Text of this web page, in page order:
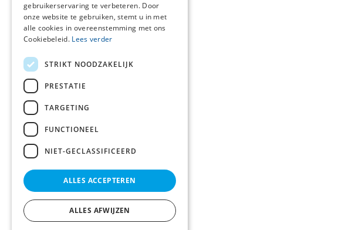
gebruikerservaring te verbeteren. Door
onze website te gebruiken, stemt u in met
alle cookies in overeenstemming met ons
Cookiebeleid. Lees verder
STRIKT NOODZAKELIJK
PRESTATIE
TARGETING
FUNCTIONEEL
NIET-GECLASSIFICEERD
ALLES ACCEPTEREN
ALLES AFWIJZEN